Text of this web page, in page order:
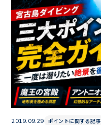
2019.09.29 ポイントに関する記事